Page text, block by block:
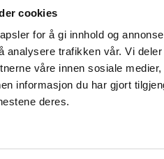
cookies
for å gi innhold og
analysere trafikken vår. Vi
våre innen sosiale
informasjon du har gjort
deres.